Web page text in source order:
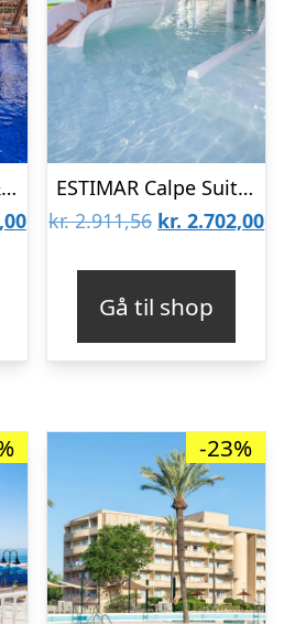
Zafiro Palmanova & Spa
Den
kr. 4.064,00.
ESTIMAR Calpe Suitopia
kr.2.911,56 Den
kr. 2.911,56.
kr. 2.702,00
Gå til shop
-23%